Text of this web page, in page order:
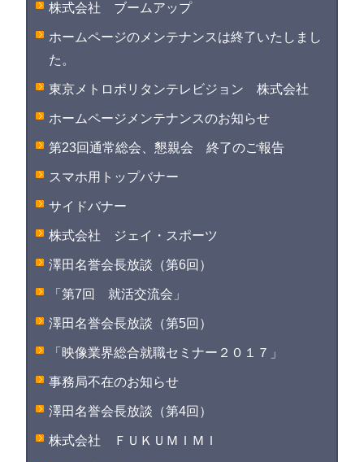
株式会社 ブームアップ
ホームページのメンテナンスは終了いたしまし
た。
東京メトロポリタンテレビジョン 株式会社
ホームページメンテナンスのお知らせ
第23回通常総会、懇親会 終了のご報告
スマホ用トップバナー
サイドバナー
株式会社 ジェイ・スポーツ
澤田名誉会長放談（第6回）
「第7回 就活交流会」
澤田名誉会長放談（第5回）
「映像業界総合就職セミナー２０１７」
事務局不在のお知らせ
澤田名誉会長放談（第4回）
株式会社 ＦＵＫＵＭＩＭＩ